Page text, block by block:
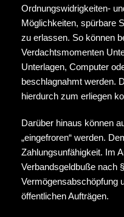
Ordnungswidrigkeiten-
Möglichkeiten, spürbare
zu erlassen. So können
Verdachtsmomenten
Unterlagen, Computer
beschlagnahmt werden.
hierdurch zum erliegen
Darüber hinaus können
„eingefroren“ werden.
Zahlungsunfähigkeit. Im
Verbandsgeldbuße nach
Vermögensabschöpfung
öffentlichen Aufträgen.